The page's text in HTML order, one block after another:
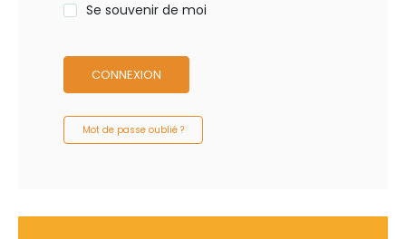
Se souvenir de moi
CONNEXION
Mot de passe oublié ?